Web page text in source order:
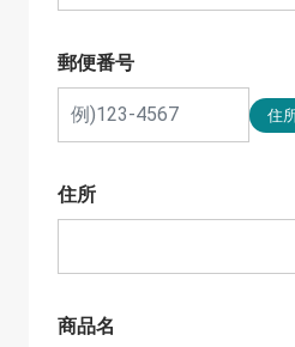
郵便番号
住所
商品名